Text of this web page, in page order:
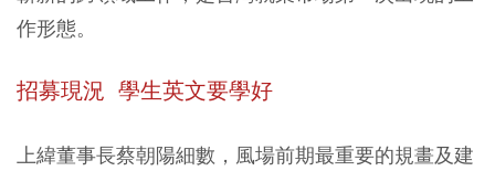
作形態。
招募現況 學生英文要學好
上緯董事長蔡朝陽細數，風場前期最重要的規畫及建